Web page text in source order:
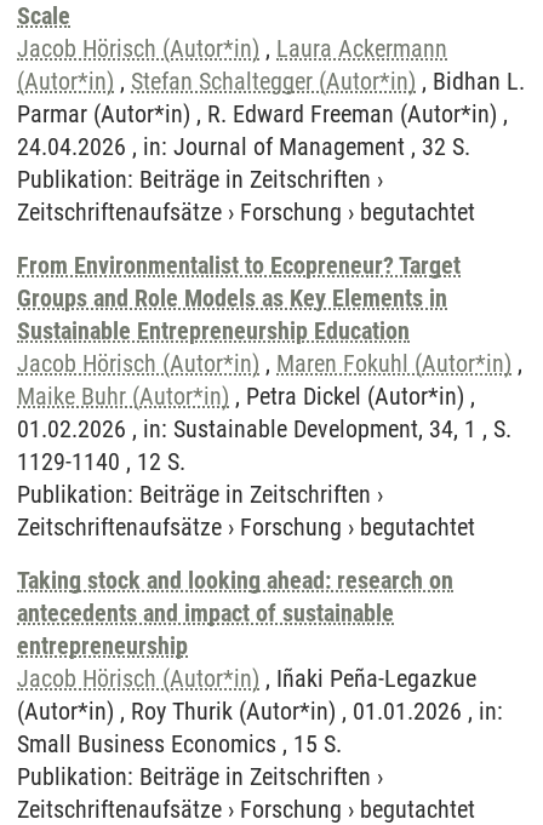
Scale
Jacob Hörisch (Autor*in) , Laura Ackermann
(Autor*in) , Stefan Schaltegger (Autor*in) , Bidhan L.
Parmar (Autor*in) , R. Edward Freeman (Autor*in) ,
24.04.2026 , in: Journal of Management , 32 S.
Publikation: Beiträge in Zeitschriften ›
Zeitschriftenaufsätze › Forschung › begutachtet
From Environmentalist to Ecopreneur? Target
Groups and Role Models as Key Elements in
Sustainable Entrepreneurship Education
Jacob Hörisch (Autor*in) , Maren Fokuhl (Autor*in) ,
Maike Buhr (Autor*in) , Petra Dickel (Autor*in) ,
01.02.2026 , in: Sustainable Development, 34, 1 , S.
1129-1140 , 12 S.
Publikation: Beiträge in Zeitschriften ›
Zeitschriftenaufsätze › Forschung › begutachtet
Taking stock and looking ahead: research on
antecedents and impact of sustainable
entrepreneurship
Jacob Hörisch (Autor*in) , Iñaki Peña-Legazkue
(Autor*in) , Roy Thurik (Autor*in) , 01.01.2026 , in:
Small Business Economics , 15 S.
Publikation: Beiträge in Zeitschriften ›
Zeitschriftenaufsätze › Forschung › begutachtet